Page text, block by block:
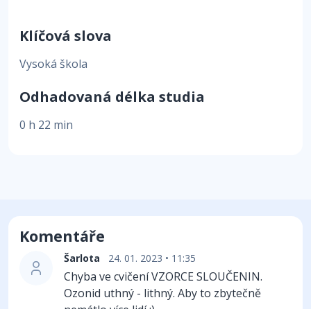
Klíčová slova
Vysoká škola
Odhadovaná délka studia
0 h 22 min
Komentáře
Šarlota 24. 01. 2023 • 11:35
Chyba ve cvičení VZORCE SLOUČENIN.
Ozonid uthný - lithný. Aby to zbytečně